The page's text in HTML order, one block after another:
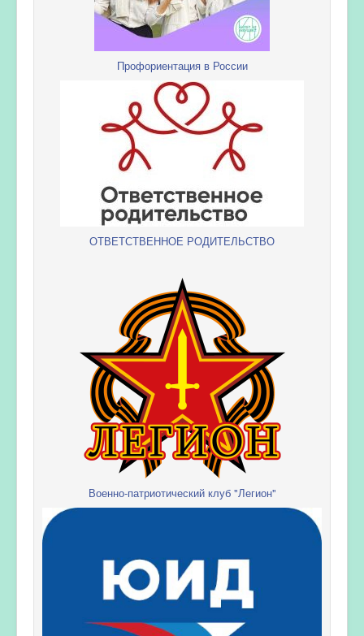
Профориентация в России
ОТВЕТСТВЕННОЕ РОДИТЕЛЬСТВО
Военно-патриотический клуб "Легион"